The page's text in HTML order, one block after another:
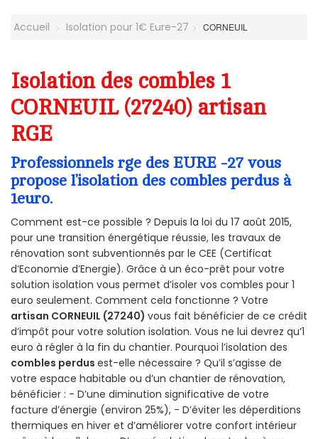
Accueil Isolation pour 1€ Eure-27 CORNEUIL
Isolation des combles 1
CORNEUIL (27240) artisan
RGE
Professionnels rge des EURE -27 vous
propose l’isolation des combles perdus à
1euro.
Comment est-ce possible ? Depuis la loi du 17 août 2015,
pour une transition énergétique réussie, les travaux de
rénovation sont subventionnés par le CEE (Certificat
d’Economie d’Energie). Grâce à un éco-prêt pour votre
solution isolation vous permet d’isoler vos combles pour 1
euro seulement. Comment cela fonctionne ? Votre
artisan CORNEUIL (27240) vous fait bénéficier de ce crédit
d’impôt pour votre solution isolation. Vous ne lui devrez qu’1
euro à régler à la fin du chantier. Pourquoi l’isolation des
combles perdus est-elle nécessaire ? Qu’il s’agisse de
votre espace habitable ou d’un chantier de rénovation,
bénéficier : - D’une diminution significative de votre
facture d’énergie (environ 25%), - D’éviter les déperditions
thermiques en hiver et d’améliorer votre confort intérieur